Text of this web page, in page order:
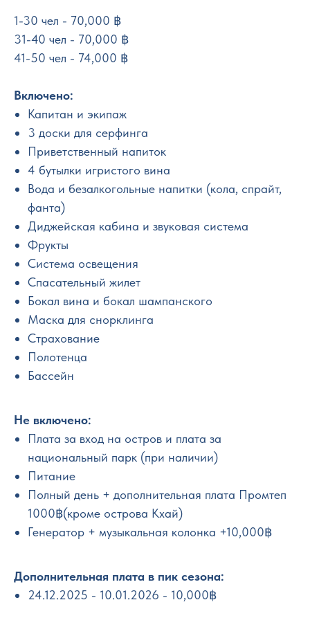
1-30 чел - 70,000 ฿
31-40 чел - 70,000 ฿
41-50 чел - 74,000 ฿
Включено:
Капитан и экипаж
3 доски для серфинга
Приветственный напиток
4 бутылки игристого вина
Вода и безалкогольные напитки (кола, спрайт,
фанта)
Диджейская кабина и звуковая система
Фрукты
Система освещения
Спасательный жилет
Бокал вина и бокал шампанского
Маска для снорклинга
Страхование
Полотенца
Бассейн
Не включено:
Плата за вход на остров и плата за
национальный парк (при наличии)
Питание
Полный день + дополнительная плата Промтеп
1000฿(кроме острова Кхай)
Генератор + музыкальная колонка +10,000฿
Дополнительная плата в пик сезона:
24.12.2025 - 10.01.2026 - 10,000฿